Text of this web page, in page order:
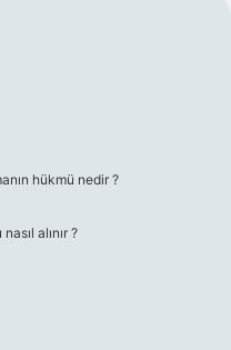
hükmü nedir ?
alınır ?